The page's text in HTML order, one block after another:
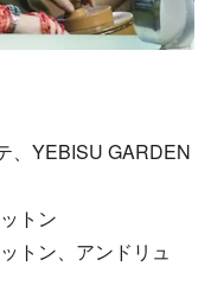
、YEBISU GARDEN
トン
トン、アンドリュ